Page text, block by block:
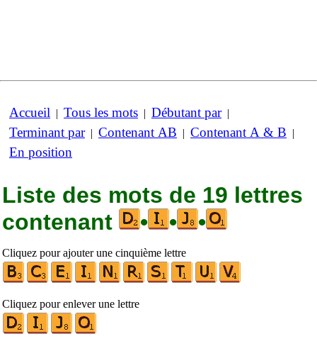
Accueil | Tous les mots | Débutant par|
Terminant par| Contenant AB | Contenant A & B |
En position
Liste des mots de 19 lettres
contenant
• • •
Cliquez pour ajouter une cinquième lettre
Cliquez pour enlever une lettre